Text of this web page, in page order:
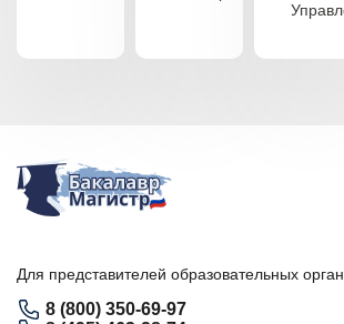
Для представителей образовательных
8 (800) 350-69-97